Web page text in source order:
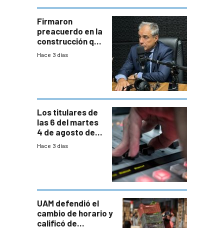
a revisar
proyectos
Firmaron
preacuerdo en la
construcción que
comprende
Hace 3 días
Los titulares de
las 6 del martes
4 de agosto de
2026
Hace 3 días
UAM defendió el
cambio de horario y
calificó de